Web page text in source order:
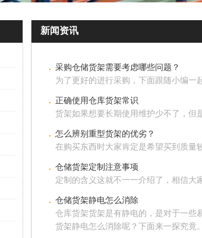
新闻资讯
采购仓储货架需要考虑哪些问题？
为了更好的进行采购，下面跟随小编一
正确使用仓库货架常识
货架如果想要长期使用维护少不了，但
怎么辨别重型货架的优劣？
在购买东西时大家肯定是希望买到质量
仓储货架定制注意事项
定制的含义这就不一一介绍了，相信大
仓储货架静电怎么消除
仓库货架货架是有静电的，是对于一些
货架静电怎么消除呢？下面来一探究竟。